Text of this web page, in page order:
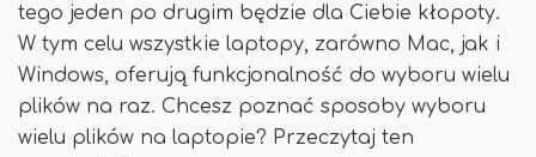
tego jeden po drugim będzie dla Ciebie kłopoty.
W tym celu wszystkie laptopy, zarówno Mac, jak i
Windows, oferują funkcjonalność do wyboru wielu
plików na raz. Chcesz poznać sposoby wyboru
wielu plików na laptopie? Przeczytaj ten